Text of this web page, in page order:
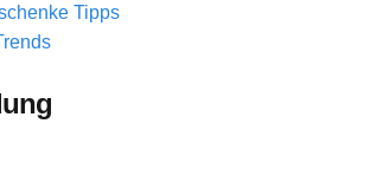
Tipps